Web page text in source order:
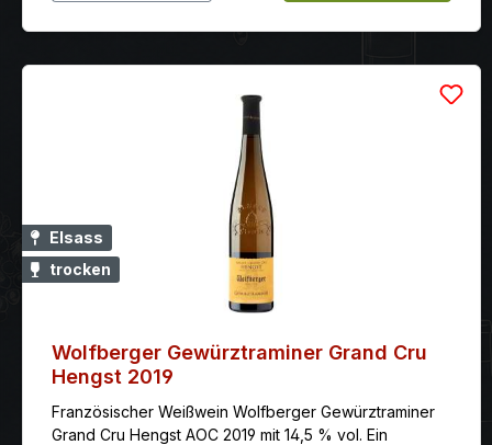
Elsass
trocken
Wolfberger Gewürztraminer Grand Cru
Hengst 2019
Französischer Weißwein Wolfberger Gewürztraminer
Grand Cru Hengst AOC 2019 mit 14,5 % vol. Ein